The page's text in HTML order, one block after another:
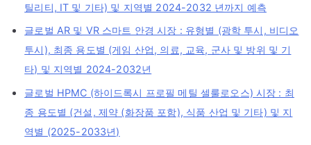
틸리티, IT 및 기타) 및 지역별 2024-2032 년까지 예측
글로벌 AR 및 VR 스마트 안경 시장 : 유형별 (광학 투시, 비디오
투시), 최종 용도별 (게임 산업, 의료, 교육, 군사 및 방위 및 기
타) 및 지역별 2024-2032년
글로벌 HPMC (하이드록시 프로필 메틸 셀룰로오스) 시장 : 최
종 용도별 (건설, 제약 (화장품 포함), 식품 산업 및 기타) 및 지
역별 (2025-2033년)